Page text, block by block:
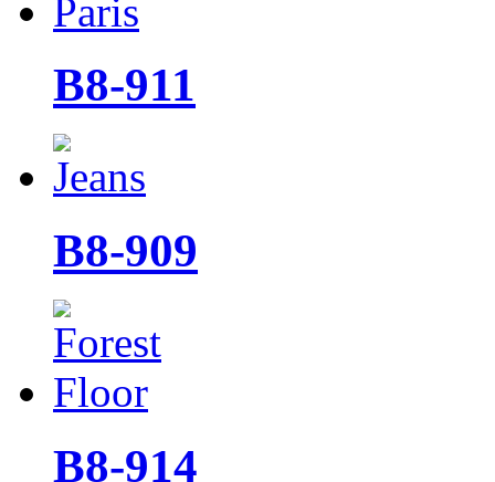
B8-911
B8-909
B8-914